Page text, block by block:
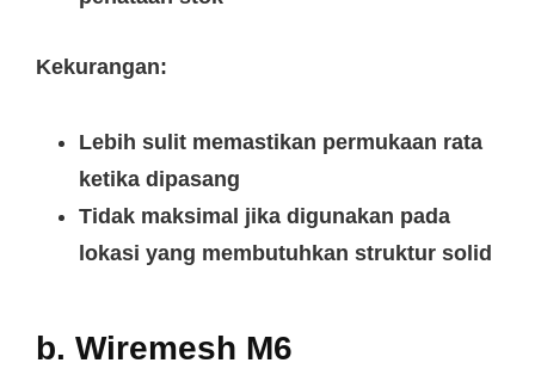
Kekurangan:
Lebih sulit memastikan permukaan rata
ketika dipasang
Tidak maksimal jika digunakan pada
lokasi yang membutuhkan struktur solid
b. Wiremesh M6